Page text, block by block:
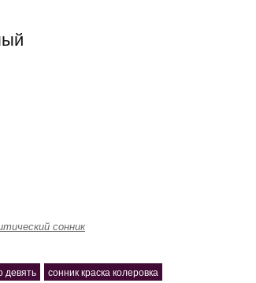
сонник
девять
сонник краска колеровка